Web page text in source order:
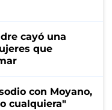
cayó una
que
con Moyano,
cualquiera"